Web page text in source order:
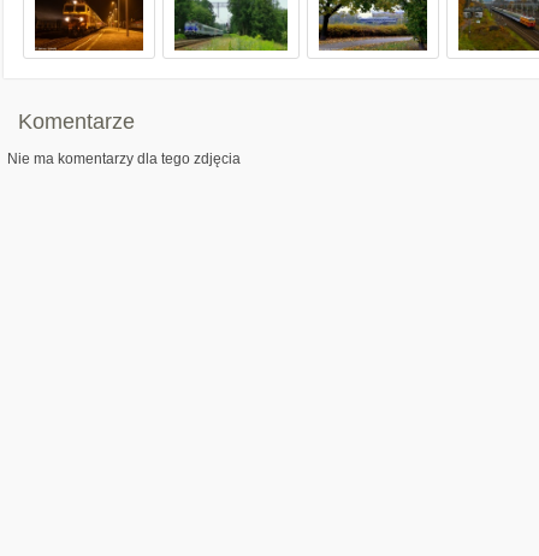
Komentarze
Nie ma komentarzy dla tego zdjęcia